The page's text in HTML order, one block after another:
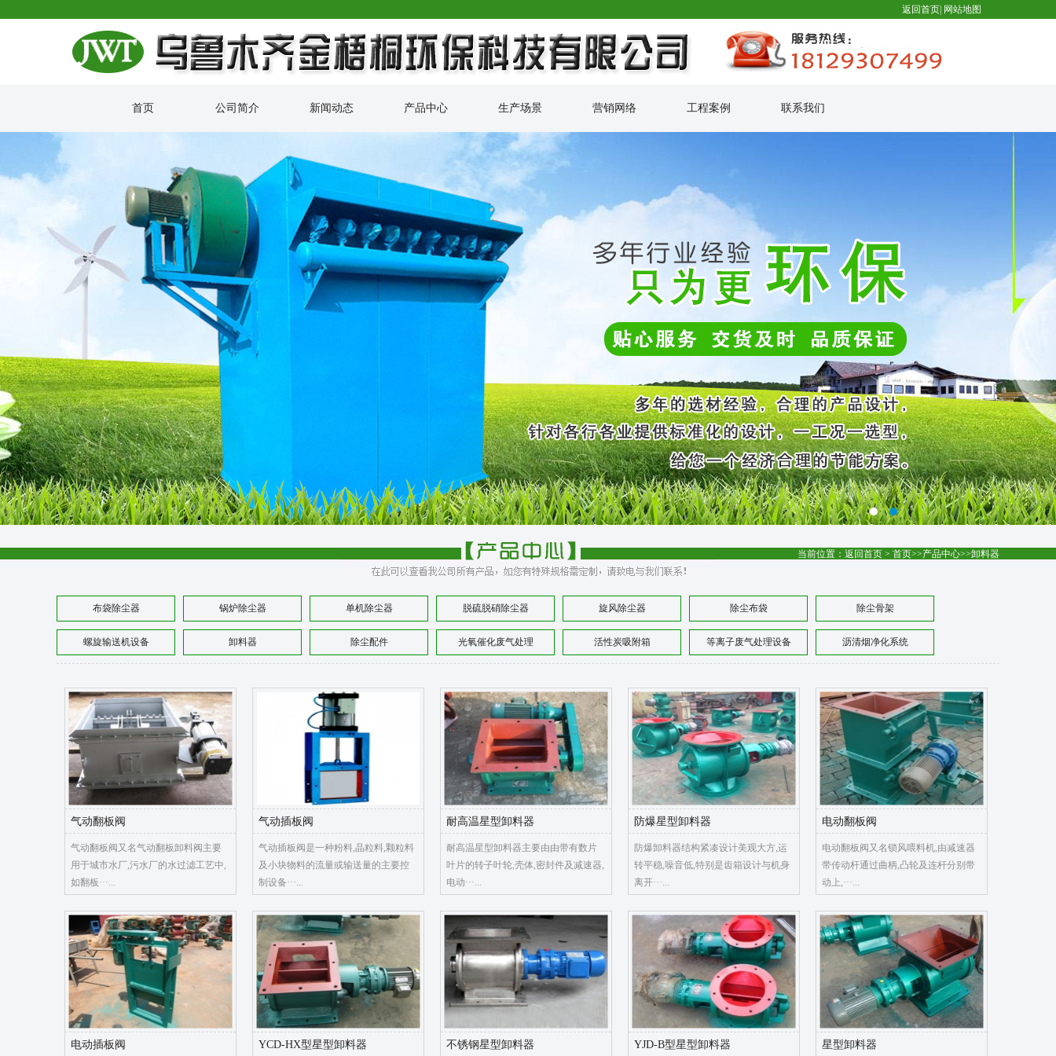
返回首页 网站地图
首页 公司简介 新闻动态 产品中心 生产场景 营销网络 工程案例 联系我们
当前位置： 返回首页 > 首页>>产品中心>>卸料器
布袋除尘器 锅炉除尘器 单机除尘器 脱硫脱硝除尘器 旋风除尘器 除尘布袋 除尘骨架
螺旋输送机设备 卸料器 除尘配件 光氧催化废气处理 活性炭吸附箱 等离子废气处理设备 沥清烟净化系统
气动翻板阀
气动翻板阀又名气动翻板卸料阀主要
用于城市水厂,污水厂的水过滤工艺中,
如翻板···...
气动插板阀
气动插板阀是一种粉料,晶粒料,颗粒料
及小块物料的流量或输送量的主要控
制设备···...
耐高温星型卸料器
耐高温星型卸料器主要由由带有数片
叶片的转子叶轮,壳体,密封件及减速器,
电动···...
防爆星型卸料器
防爆卸料器结构紧凑设计美观大方,运
转平稳,噪音低,特别是齿箱设计与机身
离开···...
电动翻板阀
电动翻板阀又名锁风喂料机,由减速器
带传动杆通过曲柄,凸轮及连杆分别带
动上,···...
电动插板阀 YCD-HX型星型卸料器 不锈钢星型卸料器 YJD-B型星型卸料器 星型卸料器